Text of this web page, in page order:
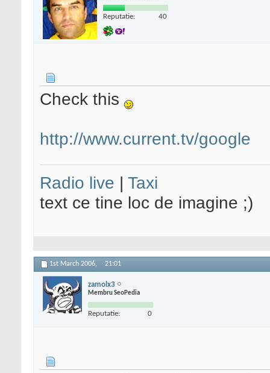
Reputatie: 40
Check this
http://www.current.tv/google
Radio live | Taxi
text ce tine loc de imagine ;)
1st March 2006, 21:01
zamolx3
Membru SeoPedia
Reputatie: 0